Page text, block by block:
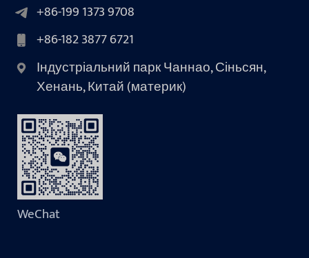
+86-199 1373 9708
+86-182 3877 6721
Індустріальний парк Чаннао, Сіньсян,
Хенань, Китай (материк)
WeChat